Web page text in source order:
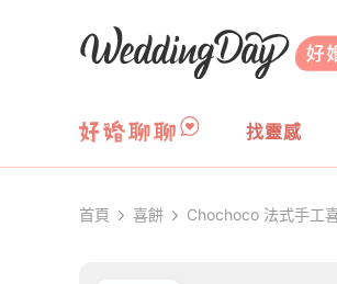
WeddingDay 好婚
找靈感
首頁 喜餅 Chochoco 法式手工